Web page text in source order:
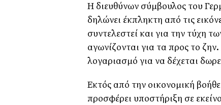
Η διευθύνων σύμβουλος του
δηλώνει έκπληκτη από τις
συντελεστεί και για την τύχη
αγωνίζονται για τα προς το
λογαριασμό για να δέχεται
Εκτός από την οικονομική
προσφέρει υποστήριξη σε